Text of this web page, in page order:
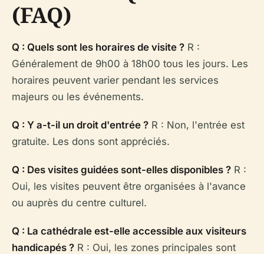
(FAQ)
Q : Quels sont les horaires de visite ? R :
Généralement de 9h00 à 18h00 tous les jours. Les
horaires peuvent varier pendant les services
majeurs ou les événements.
Q : Y a-t-il un droit d'entrée ? R : Non, l'entrée est
gratuite. Les dons sont appréciés.
Q : Des visites guidées sont-elles disponibles ? R :
Oui, les visites peuvent être organisées à l'avance
ou auprès du centre culturel.
Q : La cathédrale est-elle accessible aux visiteurs
handicapés ? R : Oui, les zones principales sont